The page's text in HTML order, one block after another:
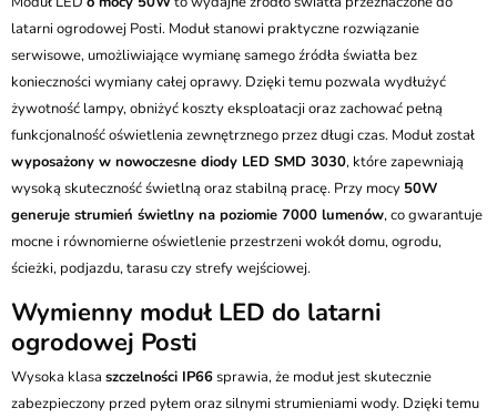
Kurier GLS - 20 zł
Przesyłka Gabarytowa - 35 zł
kontakt@ledstyl.pl
latarni ogrodowej Posti. Moduł stanowi praktyczne rozwiązanie
serwisowe, umożliwiające wymianę samego źródła światła bez
konieczności wymiany całej oprawy. Dzięki temu pozwala wydłużyć
żywotność lampy, obniżyć koszty eksploatacji oraz zachować pełną
funkcjonalność oświetlenia zewnętrznego przez długi czas. Moduł został
wyposażony w nowoczesne diody LED SMD 3030, które zapewniają
wysoką skuteczność świetlną oraz stabilną pracę. Przy mocy 50W
generuje strumień świetlny na poziomie 7000 lumenów, co gwarantuje
mocne i równomierne oświetlenie przestrzeni wokół domu, ogrodu,
ścieżki, podjazdu, tarasu czy strefy wejściowej.
Wymienny moduł LED do latarni
ogrodowej Posti
Wysoka klasa szczelności IP66sprawia, że moduł jest skutecznie
zabezpieczony przed pyłem oraz silnymi strumieniami wody. Dzięki temu